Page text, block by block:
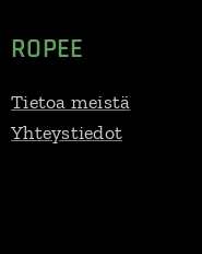
ROPEE
Tietoa meistä
Yhteystiedot